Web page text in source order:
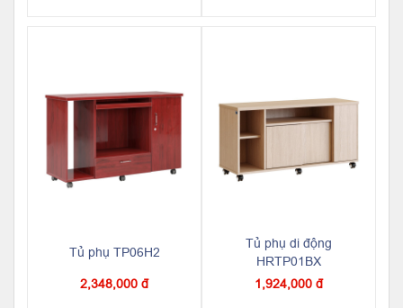
Tủ phụ TP06H2
2,348,000 đ
Tủ phụ di động
HRTP01BX
1,924,000 đ